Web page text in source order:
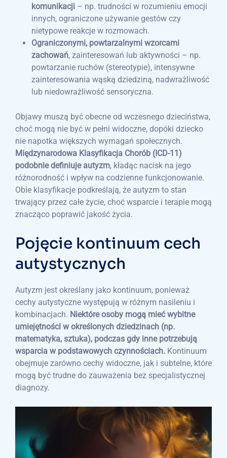
komunikacji – np. trudności w rozumieniu emocji
innych, ograniczone używanie gestów czy
nietypowe reakcje w rozmowach.
Ograniczonymi, powtarzalnymi wzorcami
zachowań, zainteresowań lub aktywności – np.
powtarzanie ruchów (stereotypie), intensywne
zainteresowania wąską dziedziną, nadwrażliwość
lub niedowrażliwość sensoryczna.
Objawy muszą być obecne od wczesnego dzieciństwa,
choć mogą nie być w pełni widoczne, dopóki dziecko
nie napotka większych wymagań społecznych.
Międzynarodowa Klasyfikacja Chorób (ICD-11)
podobnie definiuje autyzm, kładąc nacisk na jego
różnorodność i wpływ na codzienne funkcjonowanie.
Obie klasyfikacje podkreślają, że autyzm to stan
trwający przez całe życie, choć wsparcie i terapie mogą
znacząco poprawić jakość życia.
Pojęcie kontinuum cech
autystycznych
Autyzm jest określany jako kontinuum, ponieważ
cechy autystyczne występują w różnym nasileniu i
kombinacjach. Niektóre osoby mogą mieć wybitne
umiejętności w określonych dziedzinach (np.
matematyka, sztuka), podczas gdy inne potrzebują
wsparcia w podstawowych czynnościach. Kontinuum
obejmuje zarówno cechy widoczne, jak i subtelne, które
mogą być trudne do zauważenia bez specjalistycznej
diagnozy.